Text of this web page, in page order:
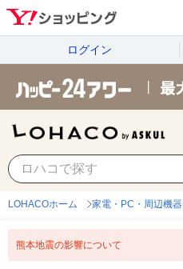
ログイン
LOHACOホーム 家電・PC・周辺機器
熊本地震の影響について